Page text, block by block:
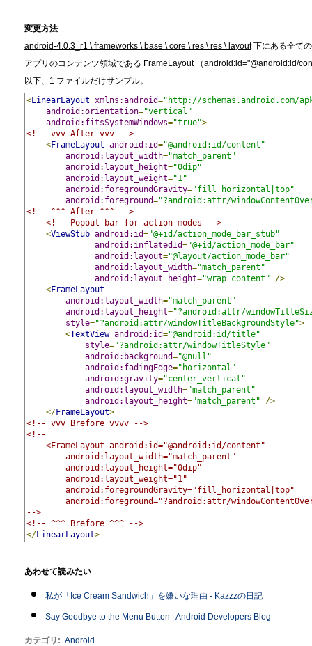
変更方法
android-4.0.3_r1 \ frameworks \ base \ core \ res \ res \ layout下にある全て
アプリのコンテンツ領域である FrameLayout （android:id="@android:id/
以下、1 ファイルだけサンプル。
<LinearLayout xmlns:android="http://schemas.android.com/
android:orientation="vertical"
android:fitsSystemWindows="true">
<!-- vvv After vvv -->
<FrameLayout android:id="@android:id/content"
android:layout_width="match_parent"
android:layout_height="0dip"
android:layout_weight="1"
android:foregroundGravity="fill_horizontal|top"
android:foreground="?android:attr/
<!-- ^^^ After ^^^ -->
<!-- Popout bar for action modes -->
<ViewStub android:id="@+id/action_mode_bar_stub"
android:inflatedId="@+id/action_mode_bar"
android:layout="@layout/action_mode_bar"
android:layout_width="match_parent"
android:layout_height="wrap_content"
/>
<FrameLayout
android:layout_width="match_parent"
android:layout_height="?android:attr/
style="?android:attr/windowTitleBackgroundStyle">
<TextView android:id="@android:id/title"
style="?android:attr/windowTitleStyle"
android:background="@null"
android:fadingEdge="horizontal"
android:gravity="center_vertical"
android:layout_width="match_parent"
android:layout_height="match_parent"
/>
</FrameLayout>
<!-- vvv Brefore vvvv -->
<!--
<FrameLayout android:id="@android:id/content"
android:layout_width="match_parent"
android:layout_height="0dip"
android:layout_weight="1"
android:foregroundGravity="fill_horizontal|top"
android:foreground="?android:attr/
-->
<!-- ^^^ Brefore ^^^ -->
</LinearLayout>
あわせて読みたい
私が「Ice Cream Sandwich」を嫌いな理由 - Kazzzの日記
Say Goodbye to the Menu Button | Android Developers Blog
カテゴリ : Android